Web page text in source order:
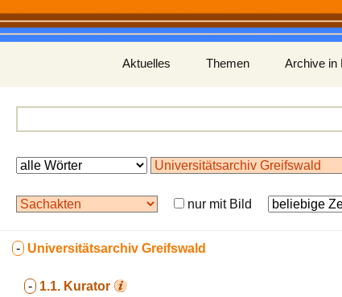
Inhalt
springen
Aktuelles Themen Archive in
nur mit Bild
- Universitätsarchiv Greifswald
- 1.1. Kurator